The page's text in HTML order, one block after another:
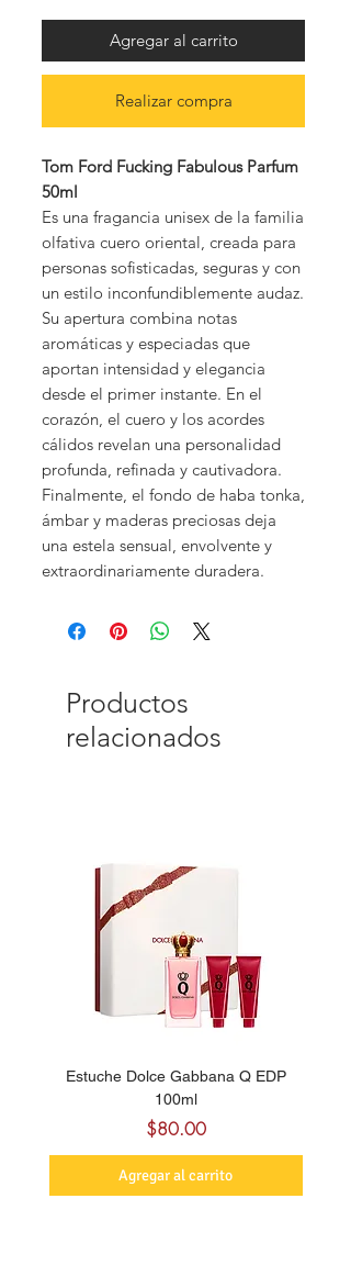
Agregar al carrito
Realizar compra
Tom Ford Fucking Fabulous Parfum
50ml
Es una fragancia unisex de la familia
olfativa cuero oriental, creada para
personas sofisticadas, seguras y con
un estilo inconfundiblemente audaz.
Su apertura combina notas
aromáticas y especiadas que
aportan intensidad y elegancia
desde el primer instante. En el
corazón, el cuero y los acordes
cálidos revelan una personalidad
profunda, refinada y cautivadora.
Finalmente, el fondo de haba tonka,
ámbar y maderas preciosas deja
una estela sensual, envolvente y
extraordinariamente duradera.
Productos
relacionados
Estuche Dolce Gabbana Q EDP
100ml
Precio
$80.00
Agregar al carrito